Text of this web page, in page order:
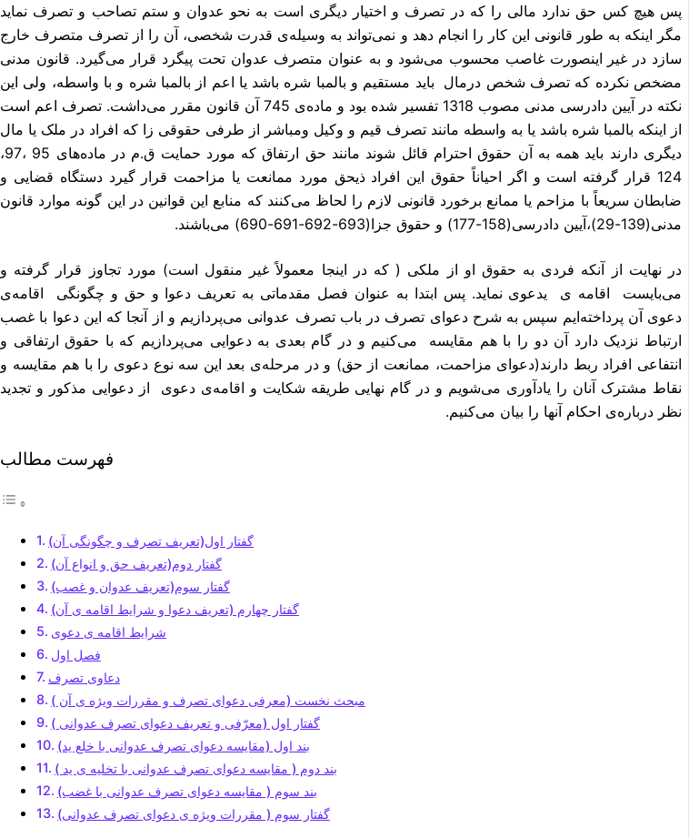
پس هیچ کس حق ندارد مالی را که در تصرف و اختیار دیگری است به نحو عدوان و ستم تصاحب و تصرف نماید
مگر اینکه به طور قانونی این کار را انجام دهد و نمی‌تواند به وسیله‌ی قدرت شخصی، آن را از تصرف متصرف خارج
سازد در غیر اینصورت غاصب محسوب می‌شود و به عنوان متصرف عدوان تحت پیگرد قرار می‌گیرد. قانون مدنی
مضخص نکرده که تصرف شخص درمال باید مستقیم و بالمبا شره باشد یا اعم از بالمبا شره و با واسطه، ولی این
نکته در آیین دادرسی مدنی مصوب 1318 تفسیر شده بود و ماده‌ی 745 آن قانون مقرر می‌داشت. تصرف اعم است
از اینکه بالمبا شره باشد یا به واسطه مانند تصرف قیم و وکیل ومباشر از طرفی حقوقی زا که افراد در ملک یا مال
دیگری دارند باید همه به آن حقوق احترام قائل شوند مانند حق ارتفاق که مورد حمایت ق.م در ماده‌های 95 ،97،
124 قرار گرفته است و اگر احیاناً حقوق این افراد ذیحق مورد ممانعت یا مزاحمت قرار گیرد دستگاه قضایی و
ضابطان سریعاً با مزاحم یا ممانع برخورد قانونی لازم را لحاظ می‌کنند که منابع این قوانین در این گونه موارد قانون
مدنی(139-29)،آیین دادرسی(158-177) و حقوق جزا(693-692-691-690) می‌باشند.
در نهایت از آنکه فردی به حقوق او از ملکی ( که در اینجا معمولاً غیر منقول است) مورد تجاوز قرار گرفته و
می‌بایست اقامه ی یدعوی نماید. پس ابتدا به عنوان فصل مقدماتی به تعریف دعوا و حق و چگونگی اقامه‌ی
دعوی آن پرداخته‌ایم سپس به شرح دعوای تصرف در باب تصرف عدوانی می‌پردازیم و از آنجا که این دعوا با غصب
ارتباط نزدیک دارد آن دو را با هم مقایسه می‌کنیم و در گام بعدی به دعوایی می‌پردازیم که با حقوق ارتفاقی و
انتفاعی افراد ربط دارند(دعوای مزاحمت، ممانعت از حق) و در مرحله‌ی بعد این سه نوع دعوی را با هم مقایسه و
نقاط مشترک آنان را یادآوری می‌شویم و در گام نهایی طریقه شکایت و اقامه‌ی دعوی از دعوایی مذکور و تجدید
نظر درباره‌ی احکام آنها را بیان می‌کنیم.
فهرست مطالب
گفتار اول(تعریف تصرف و چگونگی آن)
گفتار دوم(تعریف حق و انواع آن)
گفتار سوم(تعریف عدوان و غصب)
گفتار چهارم (تعریف دعوا و شرایط اقامه ی آن)
شرایط اقامه ی دعوی
فصل اول
دعاوی تصرف
مبحث نخست (معرفی دعوای تصرف و مقررات ویژه ی آن )
گفتار اول (معرّفی و تعریف دعوای تصرف عدوانی )
بند اول (مقایسه دعوای تصرف عدوانی با خلع ید)
بند دوم ( مقایسه دعوای تصرف عدوانی با تخلیه ی ید )
بند سوم ( مقایسه دعوای تصرف عدوانی با غضب)
گفتار سوم ( مقررات ویژه ی دعوای تصرف عدوانی)